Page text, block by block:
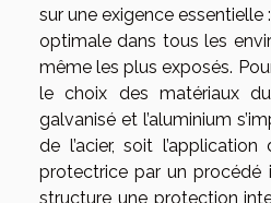
sur une exigence
optimale dans tous les
même les plus exposés.
le choix des matériaux
galvanisé et l’aluminium
de l’acier, soit
protectrice par un procédé
structure une protection